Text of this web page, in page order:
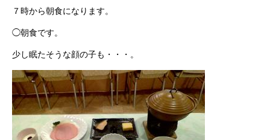
７時から朝食になります。
◯朝食です。
少し眠たそうな顔の子も・・・。